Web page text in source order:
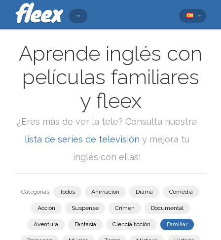
Aprende inglés con
películas familiares
y fleex
¿Eres más de ver la tele? Consulta nuestra
lista de series de televisión y mejora tu
inglés con ellas!
Categorías: Todos Animación Drama Comedia
Acción Suspense Crimen Documental
Aventura Fantasía Ciencia ficción Familiar